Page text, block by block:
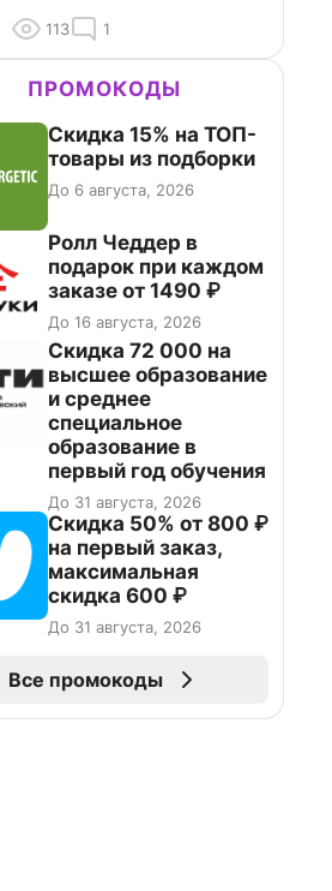
113 1
ПРОМОКОДЫ
Скидка 15% на ТОП-
товары из подборки
До 6 августа, 2026
Ролл Чеддер в
подарок при каждом
заказе от 1490 ₽
До 16 августа, 2026
Скидка 72 000 на
высшее образование
и среднее
специальное
образование в
первый год обучения
До 31 августа, 2026
Скидка 50% от 800 ₽
на первый заказ,
максимальная
скидка 600 ₽
До 31 августа, 2026
Все промокоды